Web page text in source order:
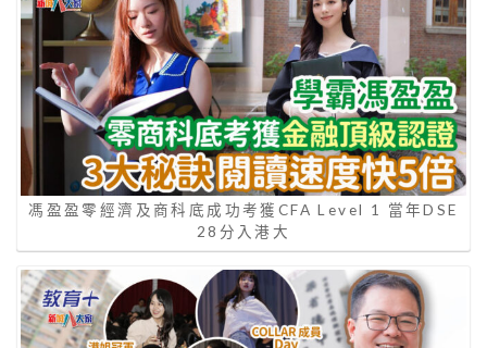
馮盈盈零經濟及商科底成功考獲CFA Level 1 當年DSE
28分入港大